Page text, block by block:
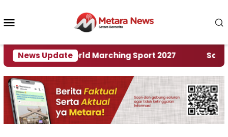
konten
News Update
Rumah World Marching Sport 2027 ‎Soal